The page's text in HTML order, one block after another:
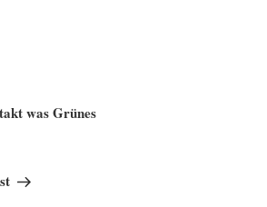
was Grünes